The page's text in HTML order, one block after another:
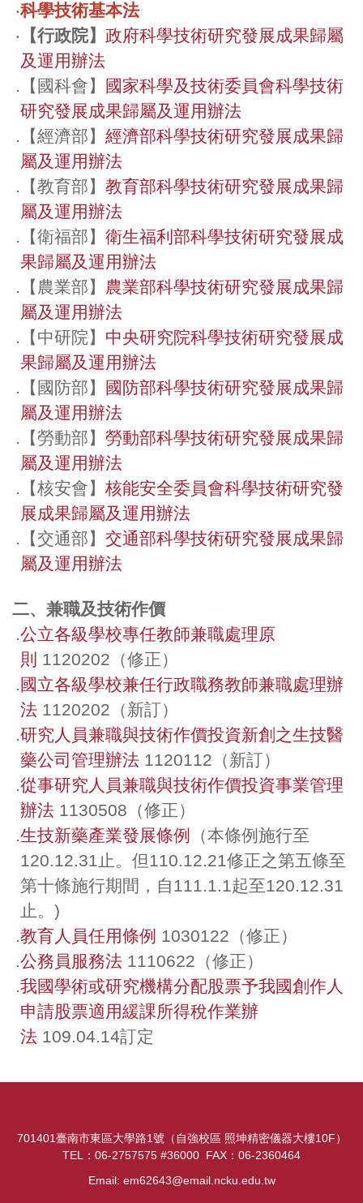
‧科學技術基本法
‧ 【行政院】 政府科學技術研究發展成果歸屬
及運用辦法
. 【國科會】
國家科學及技術委員會科學技術
研究發展成果歸屬及運用辦法
. 【經濟部】 經濟部科學技術研究發展成果歸
屬及運用辦法
. 【教育部】 教育部科學技術研究發展成果歸
屬及運用辦法
. 【衛福部】 衛生福利部科學技術研究發展成
果歸屬及運用辦法
. 【農業部】 農業部科學技術研究發展成果歸
屬及運用辦法
. 【中研院】 中央研究院科學技術研究發展成
果歸屬及運用辦法
. 【國防部】
國防部科學技術研究發展成果歸
屬及運用辦法
. 【勞動部】 勞動部科學技術研究發展成果歸
屬及運用辦法
. 【核安會】 核能安全委員會科學技術研究發
展成果歸屬及運用辦法
. 【交通部】 交通部科學技術研究發展成果歸
屬及運用辦法
二、兼職及技術作價
.公立各級學校專任教師兼職處理原
則 1120202（修正）
. 國立各級學校兼任行政職務教師兼職處理辦
法 1120202（新訂）
.研究人員兼職與技術作價投資新創之生技醫
藥公司管理辦法 1120112（新訂）
.從事研究人員兼職與技術作價投資事業管理
辦法 1130508（修正）
.生技新藥產業發展條例
（本條例施行至
120.12.31止。但110.12.21修正之第五條至
第十條施行期間，自111.1.1起至120.12.31
止。)
.教育人員任用條例 1030122（修正）
.公務員服務法 1110622（修正）
.我國學術或研究機構分配股票予我國創作人
申請股票適用緩課所得稅作業辦
法 109.04.14訂定
701401臺南市東區大學路1號（自強校區 照坤精密儀器大樓10F）
TEL：06-2757575 #36000 FAX：06-2360464
Email: em62643@email.ncku.edu.tw